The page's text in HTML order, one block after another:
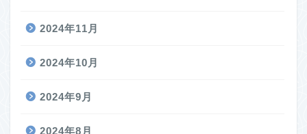
2024年11月
2024年10月
2024年9月
2024年8月